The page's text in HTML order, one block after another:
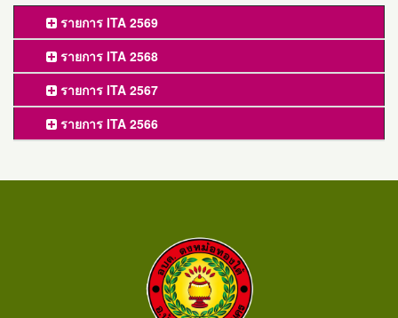
รายการ ITA 2569
รายการ ITA 2568
รายการ ITA 2567
รายการ ITA 2566